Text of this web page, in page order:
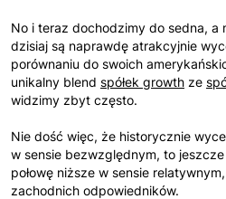
No i teraz dochodzimy do sedna, a
dzisiaj są naprawdę atrakcyjnie
porównaniu do swoich
unikalny blend spółek growth ze s
widzimy zbyt często.
Nie dość więc, że historycznie
w sensie bezwzględnym, to
połowę niższe w sensie
zachodnich odpowiedników.